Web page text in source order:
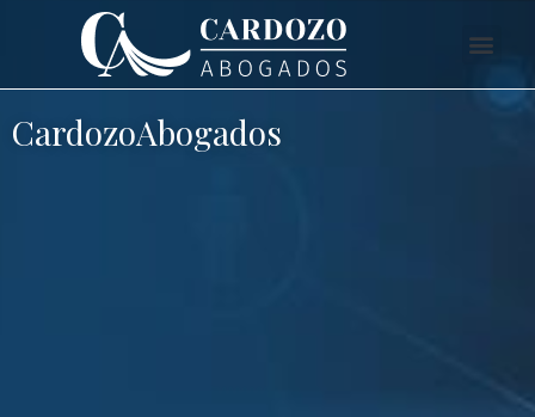
CardozoAbogados